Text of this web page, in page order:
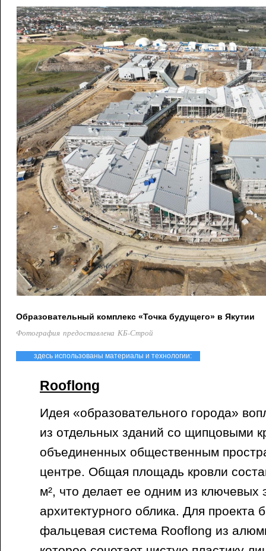
Образовательный комплекс «Точка будущего» в Якутии
Фотография предоставлена КБ-Строй
здесь использованы материалы и технологии:
Rooflong
Идея «образовательного города»
из отдельных зданий со щипцовыми
объединенных общественным
центре. Общая площадь кровли
м², что делает ее одним из ключевых
архитектурного облика. Для проекта
фальцевая система Rooflong из